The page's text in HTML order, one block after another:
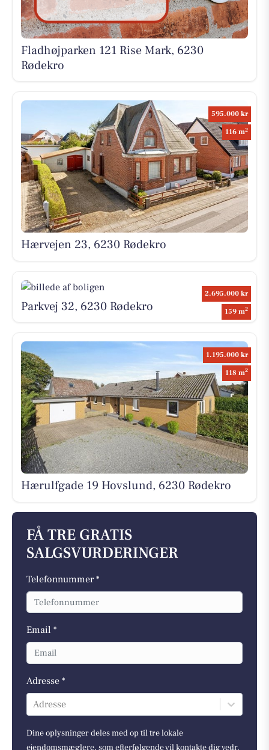
Fladhøjparken 121 Rise Mark, 6230
Rødekro
595.000 kr
116 m2
Hærvejen 23, 6230 Rødekro
2.695.000 kr
159 m2
Parkvej 32, 6230 Rødekro
1.195.000 kr
118 m2
Hærulfgade 19 Hovslund, 6230 Rødekro
FÅ TRE GRATIS
SALGSVURDERINGER
Telefonnummer *
Email *
Adresse *
Adresse
Dine oplysninger deles med op til tre lokale
ejendomsmæglere, som efterfølgende vil kontakte dig vedr.